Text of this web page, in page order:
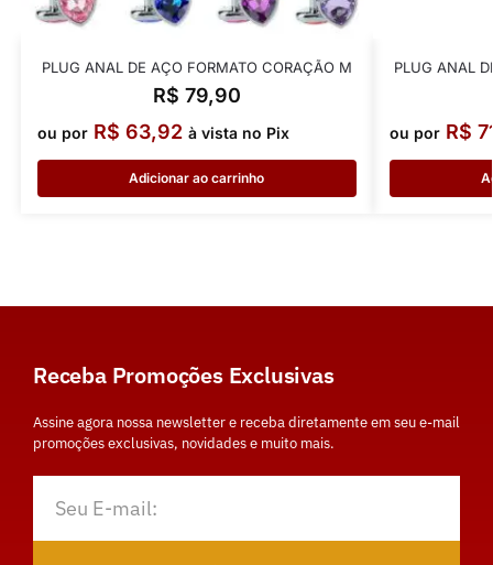
PLUG ANAL DE AÇO FORMATO CORAÇÃO M
R$ 79,90
ou por R$ 63,92 à vista no Pix
Adicionar ao carrinho
PLUG ANAL
ou por R$
Receba Promoções Exclusivas
Assine agora nossa newsletter e receba diretamente em seu e-mail
promoções exclusivas, novidades e muito mais.